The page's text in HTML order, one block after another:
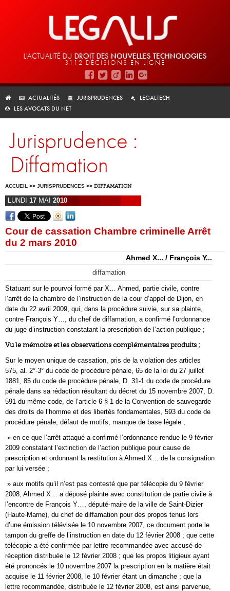
L'ACTUALITÉ DU DROIT DES NOUVELLES TECHNOLOGIES
3112 DÉCISIONS EN LIGNE
ACTUALITÉS JURISPRUDENCES
LEGALTECH
LES AVOCATS DU NET
Jurisprudence :
Diffamation
ACCUEIL >> JURISPRUDENCES >> DIFFAMATION
LUNDI 17 MAI 2010
Cour de cassation Chambre criminelle Arrêt
du 2 mars 2010
Ahmed X... / François Y...
diffamation
Statuant sur le pourvoi formé par X… Ahmed, partie civile, contre
l’arrêt de la chambre de l’instruction de la cour d’appel de Dijon, en
date du 22 avril 2009, qui, dans la procédure suivie, sur sa plainte,
contre François Y…, du chef de diffamation, a confirmé l’ordonnance
du juge d’instruction constatant la prescription de l’action publique ;
Vu le mémoire et les observations complémentaires produits ;
Sur le moyen unique de cassation, pris de la violation des articles
575, al. 2°-3° du code de procédure pénale, 65 de la loi du 27 juillet
1881, 85 du code de procédure pénale, D. 31-1 du code de procédure
pénale dans sa rédaction résultant du décret du 15 novembre 2007, D.
591 du même code, de l’article 6 § 1 de la Convention de sauvegarde
des droits de l’homme et des libertés fondamentales, 593 du code de
procédure pénale, défaut de motifs, manque de base légale ;
» en ce que l’arrêt attaqué a confirmé l’ordonnance rendue le 9 février
2009 constatant l’extinction de l’action publique pour cause de
prescription et ordonnant la restitution à Ahmed X… de la consignation
par lui versée ;
» aux motifs qu’il n’est pas contesté que par télécopie du 9 février
2008, Ahmed X… a déposé plainte avec constitution de partie civile à
l’encontre de François Y…, député-maire de la ville de Saint-Dizier
(Haute-Marne), du chef de diffamation pour des propos tenus lors
d’une émission télévisée le 10 novembre 2007, ce document porte le
tampon du greffe de l’instruction en date du 12 février 2008 ; que cette
télécopie a été confirmée par lettre recommandée avec accusé de
réception distribuée le 12 février 2008 ; que les propos litigieux ayant
été prononcés le 10 novembre 2007 la prescription en la matière était
acquise le 11 février 2008, le 10 février étant un dimanche ; que la
lettre recommandée, distribuée le 12 février 2008, est ainsi parvenue,